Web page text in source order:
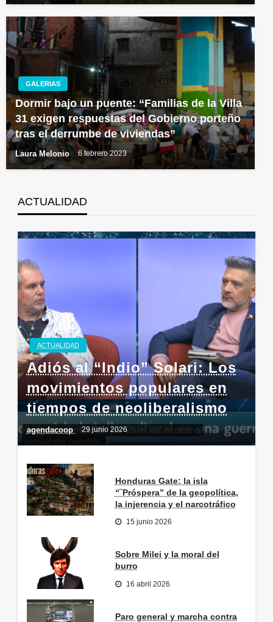
GALERIAS
Dormir bajo un puente: “Familias de la Villa
31 exigen respuestas del Gobierno porteño
tras el derrumbe de viviendas”
Laura Melonio 6 febrero 2023
ACTUALIDAD
ACTUALIDAD
Adiós al “Indio” Solari: Los
movimientos populares en
tiempos de neoliberalismo
agendacoop 29 junio 2026
Honduras Gate: la isla
“¨Próspera” de la geopolítica,
la injerencia y el narcotráfico
15 junio 2026
Sobre Milei y la moral del
burro
16 abril 2026
Paro general y marcha contra